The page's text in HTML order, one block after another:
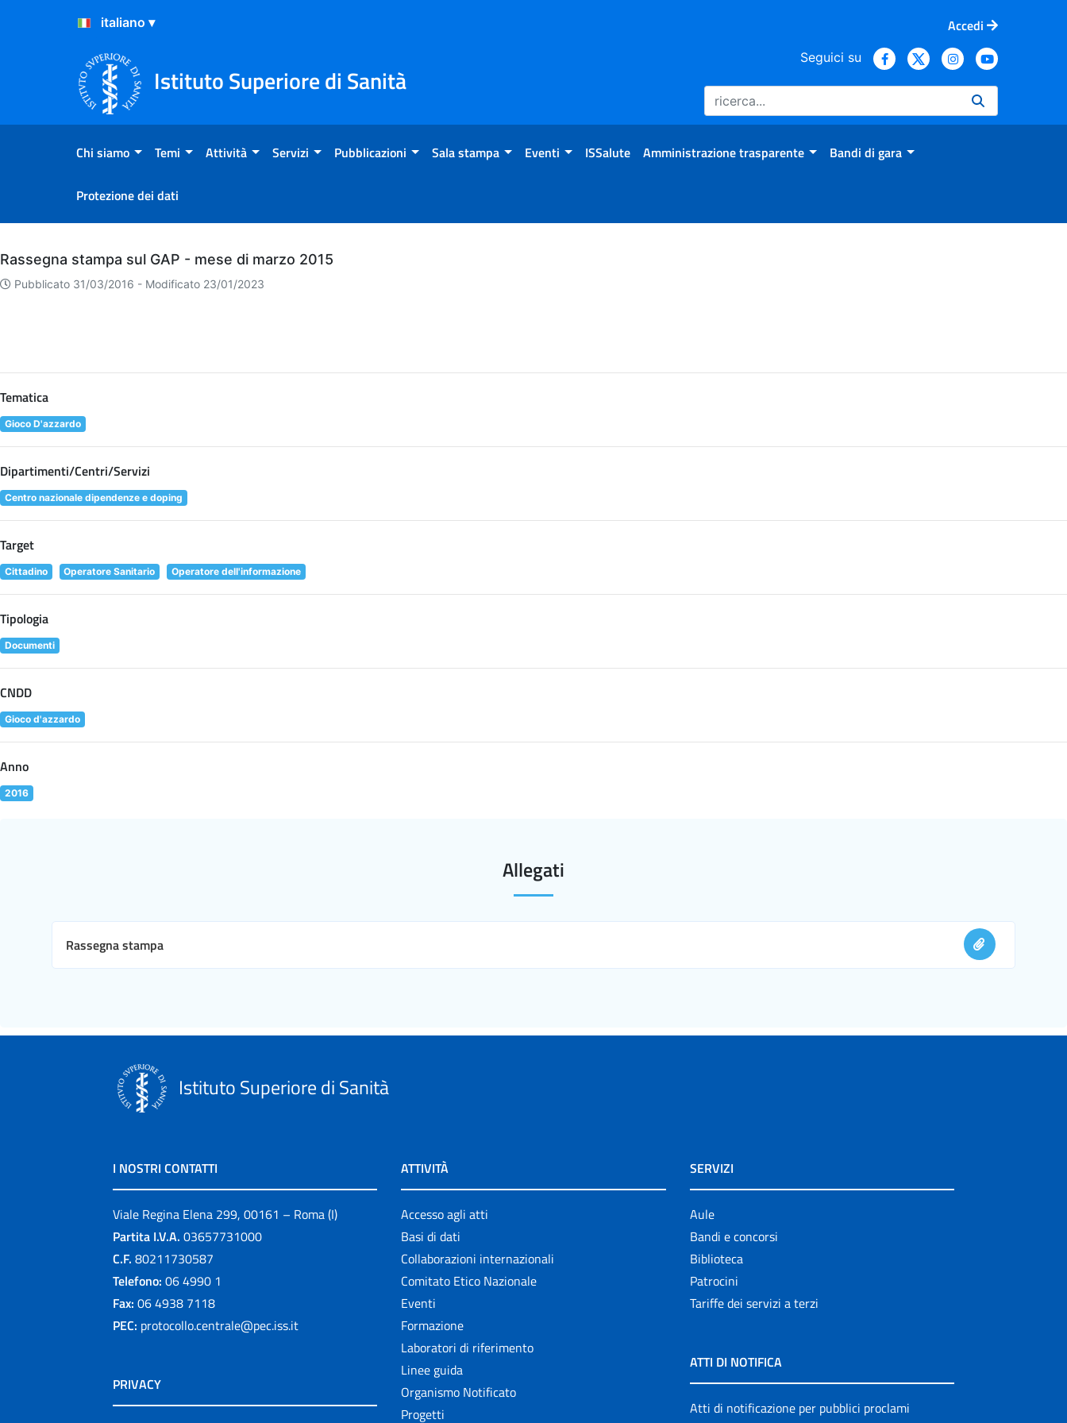
Salta al Contenuto
Salta al Footer
Accedi
Istituto Superiore di Sanità
Seguici su
Chi siamo Temi Attività Servizi Pubblicazioni Sala stampa Eventi ISSalute Amministrazione trasparente Bandi di gara
Protezione dei dati
Archivio
Rassegna stampa sul GAP - mese di marzo 2015
Pubblicato 31/03/2016 - Modificato 23/01/2023
Tematica
Gioco D'azzardo
Dipartimenti/Centri/Servizi
Centro nazionale dipendenze e doping
Target
Cittadino Operatore Sanitario Operatore dell'informazione
Tipologia
Documenti
CNDD
Gioco d'azzardo
Anno
2016
Allegati
Rassegna stampa
Istituto Superiore di Sanità
I NOSTRI CONTATTI
Viale Regina Elena 299, 00161 – Roma (I)
Partita I.V.A. 03657731000
C.F. 80211730587
Telefono: 06 4990 1
Fax: 06 4938 7118
PEC: protocollo.centrale@pec.iss.it
PRIVACY
ATTIVITÀ
Accesso agli atti
Basi di dati
Collaborazioni internazionali
Comitato Etico Nazionale
Eventi
Formazione
Laboratori di riferimento
Linee guida
Organismo Notificato
Progetti
SERVIZI
Aule
Bandi e concorsi
Biblioteca
Patrocini
Tariffe dei servizi a terzi
ATTI DI NOTIFICA
Atti di notificazione per pubblici proclami